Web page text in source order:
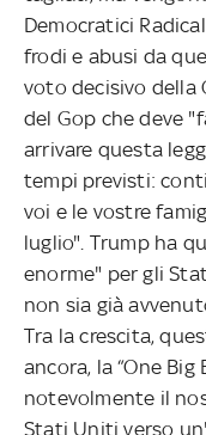
Democratici
frodi e abusi da
voto decisivo della
del Gop che deve
arrivare questa
tempi previsti:
voi e le vostre
luglio". Trump ha
enorme" per gli
non sia già
Tra la crescita,
ancora, la “One
notevolmente il
Stati Uniti verso